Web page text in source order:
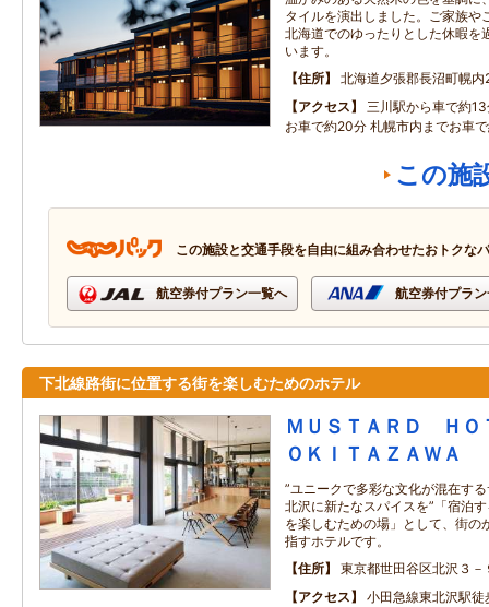
タイルを演出しました。ご家族や
北海道でのゆったりとした休暇を
います。
住所
北海道夕張郡長沼町幌内
アクセス
三川駅から車で約
お車で約20分 札幌市内までお車
この施
この施設と交通手段を自由に組み合わせたおトクな
航空券付プラン一覧へ 航空券付プラ
下北線路街に位置する街を楽しむためのホテル
ＭＵＳＴＡＲＤ Ｈ
ＯＫＩＴＡＺＡＷＡ
”ユニークで多彩な文化が混在す
北沢に新たなスパイスを”「宿泊
を楽しむための場」として、街の
指すホテルです。
住所
東京都世田谷区北沢３－
アクセス
小田急線東北沢駅